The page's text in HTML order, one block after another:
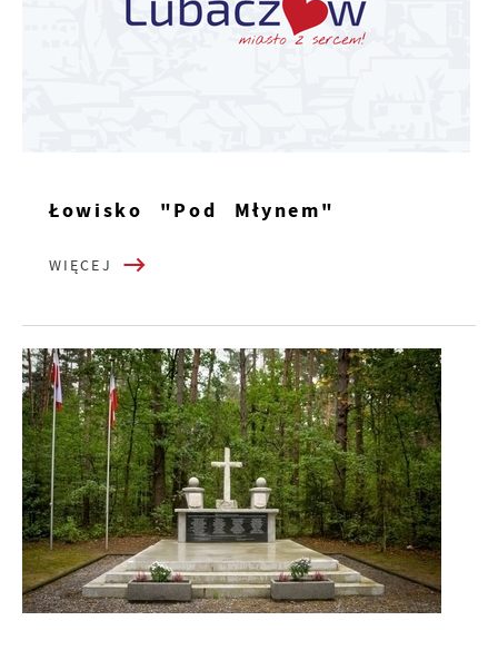
Łowisko "Pod Młynem"
WIĘCEJ